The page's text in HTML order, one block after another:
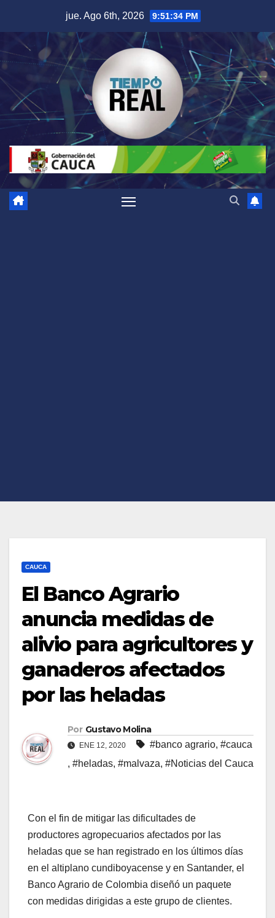
contenido
jue. Ago 6th, 2026 9:51:34 PM
CAUCA
El Banco Agrario
anuncia medidas de
alivio para agricultores y
ganaderos afectados
por las heladas
Por Gustavo Molina
ENE 12, 2020 #banco agrario, #cauca
, #heladas, #malvaza, #Noticias del Cauca
Con el fin de mitigar las dificultades de
productores agropecuarios afectados por las
heladas que se han registrado en los últimos días
en el altiplano cundiboyacense y en Santander, el
Banco Agrario de Colombia diseñó un paquete
con medidas dirigidas a este grupo de clientes.